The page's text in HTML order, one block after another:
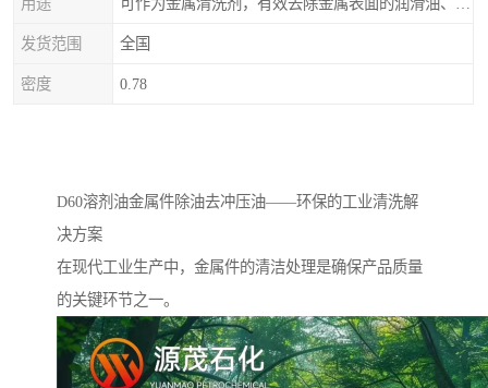
发货范围 全国
密度 0.78
D60溶剂油金属件除油去冲压油——环保的工业清洗解
决方案
在现代工业生产中，金属件的清洁处理是确保产品质量
的关键环节之一。